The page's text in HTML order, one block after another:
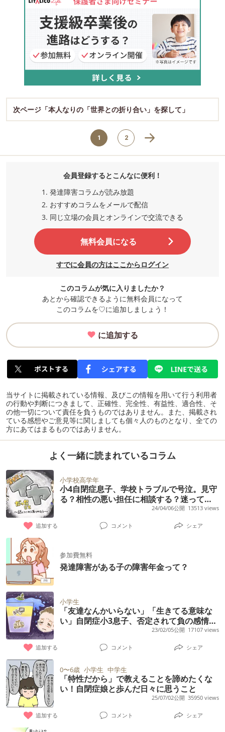
次ページ「本人なりの「世界との折り合い」を探して」
1 2
会員登録するとこんなに便利！
発達障害コラムが読み放題
おすすめコラムをメールで配信
同じ立場の会員とオンラインで交流できる
無料会員になる
すでに会員の方はここからログイン
このコラムが気に入りましたか？
あとから確認できるように無料会員になって
このコラムを♡に追加しましょう！
に追加する
当サイトに掲載されている情報、及びこの情報を用いて行う利用者
の行動や判断につきまして、正確性、完全性、有益性、適合性、そ
の他一切について責任を負うものではありません。また、掲載され
ている感想やご意見等に関しましても個々人のものとなり、全ての
方にあてはまるものではありません。
よく一緒に読まれているコラム
小学校高学年
小4自閉症息子、学校トラブルで号泣。見守
る？相性の悪い担任に相談する？迷ってい
24/04/06公開 13513 views
追加する コメント シェア
参加費無料
発達障害がある子の障害年金って？
小学生
「友達なんかいらない」「生きてる意味な
い」自閉症小3息子、否定されて負の感情が
大爆発！子どものつらい気持ちに気づいた
ら【スクールカウンセラーのアドバイス
23/02/05公開 17107 views
追加する コメント シェア
0〜6歳 小学生 中学生
「特性だから」で教えることを諦めたくな
い！自閉症娘と歩んだ日々に思うこと
25/07/02公開 35950 views
追加する コメント シェア